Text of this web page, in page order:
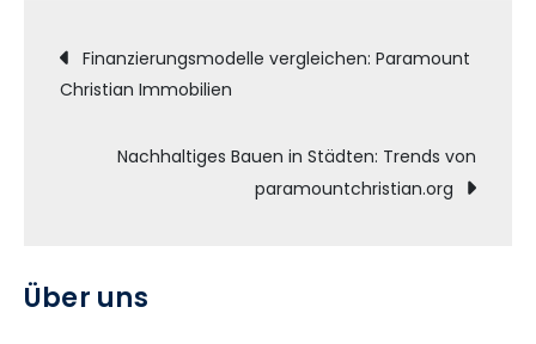
Beitragsnavigation
Finanzierungsmodelle vergleichen: Paramount
Christian Immobilien
Nachhaltiges Bauen in Städten: Trends von
paramountchristian.org
Über uns